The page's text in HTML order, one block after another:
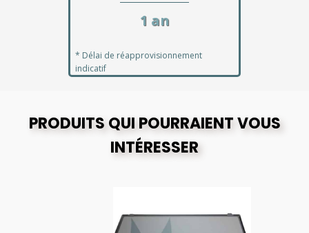
1 an
* Délai de réapprovisionnement
indicatif
PRODUITS QUI POURRAIENT VOUS
INTÉRESSER